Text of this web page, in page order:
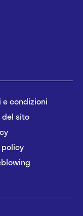
e condizioni
del sito
policy